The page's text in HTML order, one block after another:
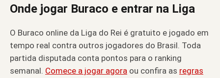
Onde jogar Buraco e entrar na Liga
O Buraco online da Liga do Rei é gratuito e jogado em
tempo real contra outros jogadores do Brasil. Toda
partida disputada conta pontos para o ranking
semanal. Comece a jogar agora ou confira as regras